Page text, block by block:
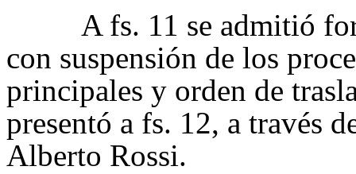
A fs. 11 se admitió
con suspensión de los
principales y orden de
presentó a fs. 12, a través
Alberto Rossi.